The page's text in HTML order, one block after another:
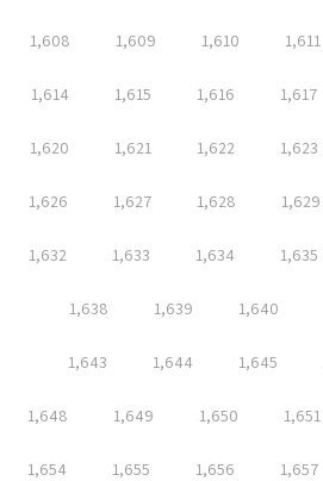
1,608 1,609 1,610 1,611
1,614 1,615 1,616 1,617
1,620 1,621 1,622 1,623
1,626 1,627 1,628 1,629
1,632 1,633 1,634 1,635
1,638 1,639 1,640
1,643 1,644 1,645
1,648 1,649 1,650 1,651
1,654 1,655 1,656 1,657